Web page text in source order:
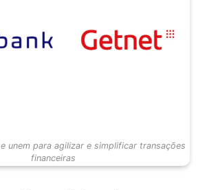
unem para agilizar e simplificar transações
financeiras